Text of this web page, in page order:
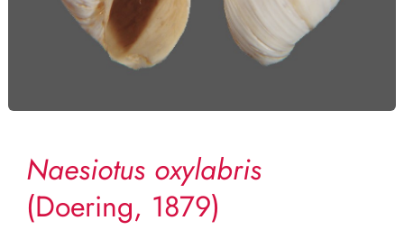
Naesiotus oxylabris
(Doering, 1879)